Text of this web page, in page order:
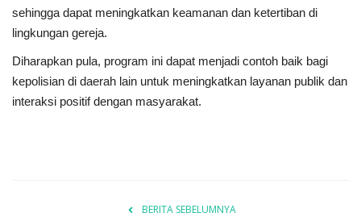
sehingga dapat meningkatkan keamanan dan ketertiban di
lingkungan gereja.
Diharapkan pula, program ini dapat menjadi contoh baik bagi
kepolisian di daerah lain untuk meningkatkan layanan publik dan
interaksi positif dengan masyarakat.
BERITA SEBELUMNYA